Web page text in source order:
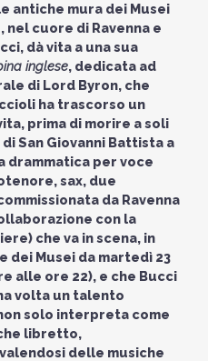
antiche mura dei Musei
nel cuore di Ravenna e
dà vita a una sua
inglese, dedicata ad
di Lord Byron, che
ha trascorso un
prima di morire a soli
San Giovanni Battista a
drammatica per voce
sax, due
da Ravenna
con la
che va in scena, in
dei Musei da martedì 23
alle ore 22), e che Bucci
volta un talento
solo interpreta come
libretto,
delle musiche